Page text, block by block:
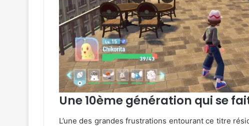
Une 10ème génération qui se
L’une des grandes frustrations entourant ce titre